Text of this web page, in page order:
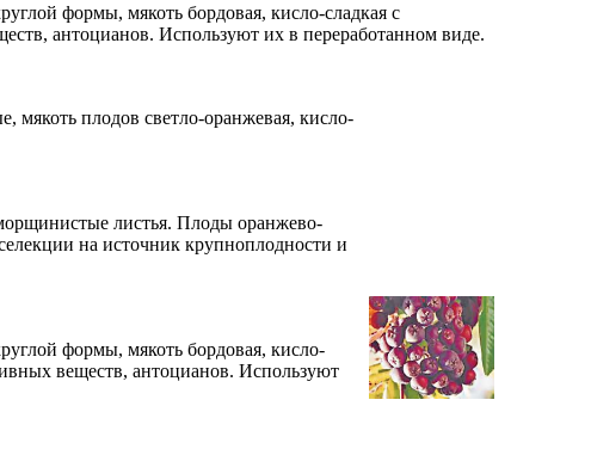
формы, мякоть бордовая, кисло-сладкая с
антоцианов. Используют их в переработанном виде.
плодов светло-оранжевая, кисло-
листья. Плоды оранжево-
на источник крупноплодности и
формы, мякоть бордовая, кисло-
веществ, антоцианов. Используют